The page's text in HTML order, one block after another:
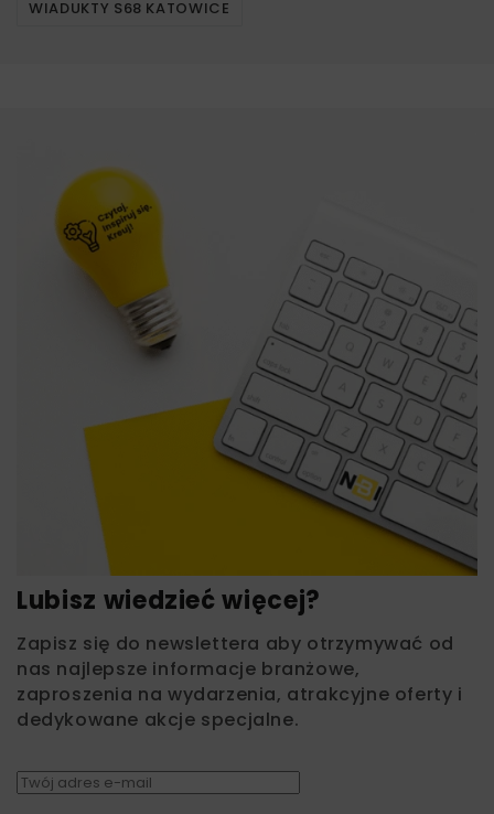
WIADUKTY S68 KATOWICE
Lubisz wiedzieć więcej?
Zapisz się do newslettera aby otrzymywać od
nas najlepsze informacje branżowe,
zaproszenia na wydarzenia, atrakcyjne oferty i
dedykowane akcje specjalne.